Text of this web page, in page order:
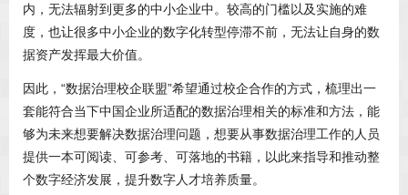
内，无法辐射到更多的中小企业中。较高的门槛以及实施的难
度，也让很多中小企业的数字化转型停滞不前，无法让自身的数
据资产发挥最大价值。
因此，“数据治理校企联盟”希望通过校企合作的方式，梳理出一
套能符合当下中国企业所适配的数据治理相关的标准和方法，能
够为未来想要解决数据治理问题，想要从事数据治理工作的人员
提供一本可阅读、可参考、可落地的书籍，以此来指导和推动整
个数字经济发展，提升数字人才培养质量。